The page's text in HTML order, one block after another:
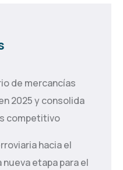
de mercancías
2025 y consolida
competitivo
hacia el
etapa para el